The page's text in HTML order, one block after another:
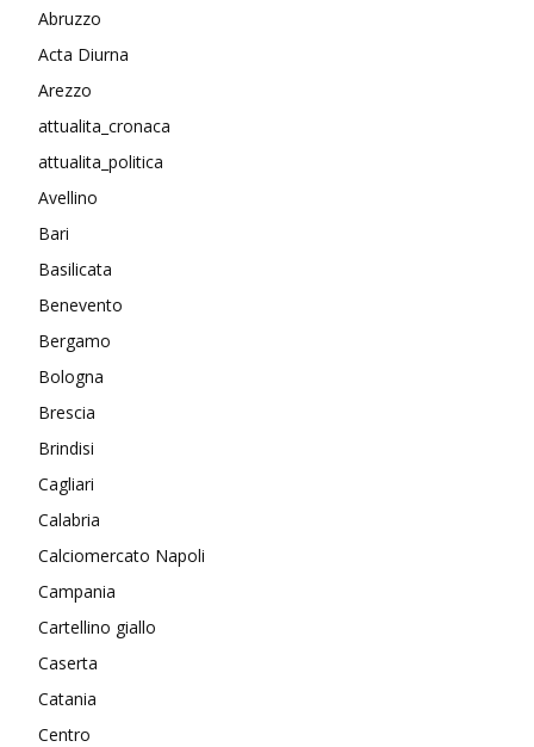
Abruzzo
Acta Diurna
Arezzo
attualita_cronaca
attualita_politica
Avellino
Bari
Basilicata
Benevento
Bergamo
Bologna
Brescia
Brindisi
Cagliari
Calabria
Calciomercato Napoli
Campania
Cartellino giallo
Caserta
Catania
Centro